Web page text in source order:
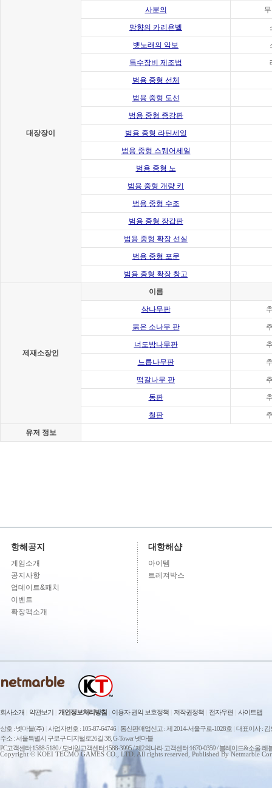
대장장이
사분의
망향의 카리욘벨
뱃노래의 악보
특수장비 제조법
범용 중형 선체
범용 중형 도선
범용 중형 증강판
범용 중형 라틴세일
범용 중형 스퀘어세일
범용 중형 노
범용 중형 개량 키
범용 중형 수조
범용 중형 장갑판
범용 중형 확장 선실
범용 중형 포문
범용 중형 확장 창고
제재소장인
이름
삼나무판
붉은 소나무 판
너도밤나무판
느릅나무판
떡갈나무 판
동판
철판
유저 정보
항해공지
게임소개
공지사항
업데이트&패치
이벤트
확장팩소개
대항해샵
아이템
트레져박스
회사소개 약관보기 개인정보처리방침 이용자 권익 보호정책 저작권정책 전자우편 사이트맵
상호 : 넷마블(주) 사업자번호 : 105-87-64746 통신판매업신고 : 제 2014-서울구로-1028호 대표이사 : 김
주소 : 서울특별시 구로구 디지털로26길 38, G-Tower 넷마블
PC고객센터:1588-5180 / 모바일고객센터:1588-3995 / 제2의나라 고객센터:1670-0359 / 블레이드&소울
Copyright © KOEI TECMO GAMES CO., LTD. All rights reserved, Published By Netmarble